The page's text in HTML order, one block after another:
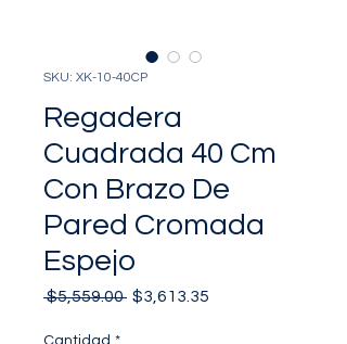
SKU: XK-10-40CP
Regadera
Cuadrada 40 Cm
Con Brazo De
Pared Cromada
Espejo
$5,559.00 Precio
$3,613.35
Cantidad *